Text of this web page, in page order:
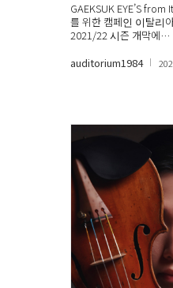
GAEKSUK EYE’S
를 위한 캠페인 이탈리
2021/22 시즌 개막에…
auditorium1984